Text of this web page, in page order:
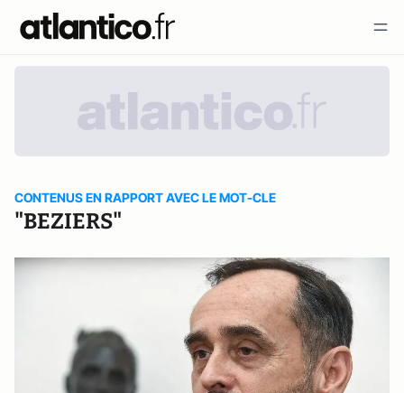
CONTENUS EN RAPPORT AVEC LE MOT-CLE
"BEZIERS"